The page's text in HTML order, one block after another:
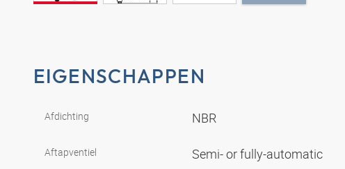
EIGENSCHAPPEN
Afdichting NBR
Aftapventiel Semi- or fully-automatic